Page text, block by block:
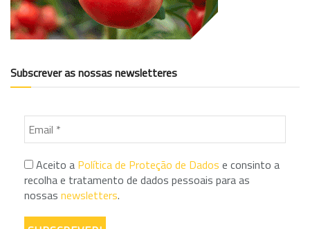
Subscrever as nossas newsletteres
Aceito a Política de Proteção de Dados e consinto a
recolha e tratamento de dados pessoais para as
nossas newsletters.